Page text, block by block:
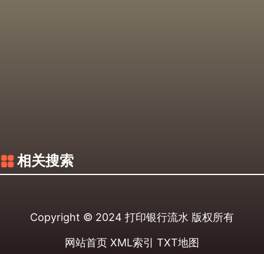
相关搜索
Copyright © 2024 打印银行流水 版权所有
网站首页 XML索引 TXT地图